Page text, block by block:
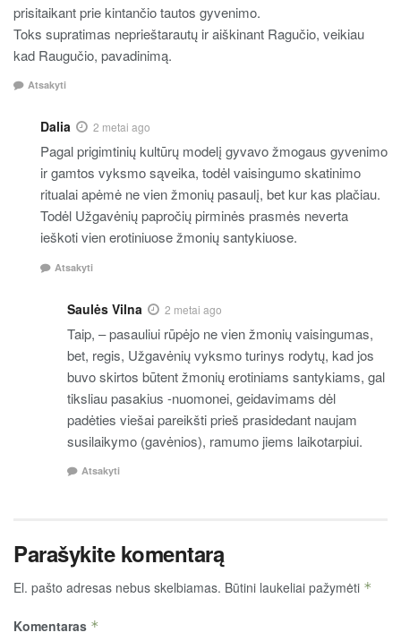
prisitaikant prie kintančio tautos gyvenimo.
Toks supratimas neprieštarautų ir aiškinant Ragučio, veikiau
kad Raugučio, pavadinimą.
Atsakyti
Dalia 2 metai ago
Pagal prigimtinių kultūrų modelį gyvavo žmogaus gyvenimo
ir gamtos vyksmo sąveika, todėl vaisingumo skatinimo
ritualai apėmė ne vien žmonių pasaulį, bet kur kas plačiau.
Todėl Užgavėnių papročių pirminės prasmės neverta
ieškoti vien erotiniuose žmonių santykiuose.
Atsakyti
Saulės Vilna 2 metai ago
Taip, – pasauliui rūpėjo ne vien žmonių vaisingumas,
bet, regis, Užgavėnių vyksmo turinys rodytų, kad jos
buvo skirtos būtent žmonių erotiniams santykiams, gal
tiksliau pasakius -nuomonei, geidavimams dėl
padėties viešai pareikšti prieš prasidedant naujam
susilaikymo (gavėnios), ramumo jiems laikotarpiui.
Atsakyti
Parašykite komentarą
El. pašto adresas nebus skelbiamas. Būtini laukeliai pažymėti *
Komentaras *